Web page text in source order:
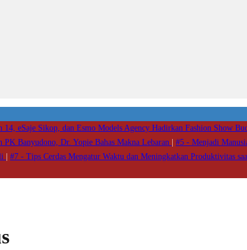
eSaje Sikop, dan Esmo Models Agency Hadirkan Fashion Show
Banyudono, Dr. Yopie Bahas Makna Lebaran #5 - Menjadi
#7 - Tips Cerdas Mengatur Waktu dan Meningkatkan Produktivitas